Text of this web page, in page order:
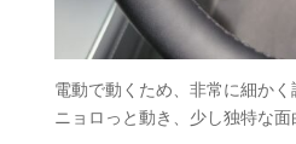
電動で動くため、非常に細かく
ニョロっと動き、少し独特な面